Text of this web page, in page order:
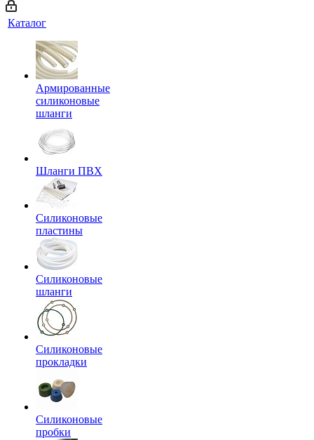
Каталог
Армированные
силиконовые
шланги
Шланги ПВХ
Силиконовые
пластины
Силиконовые
шланги
Силиконовые
прокладки
Силиконовые
пробки